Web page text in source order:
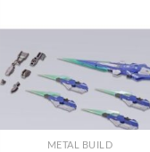
METAL BUILD